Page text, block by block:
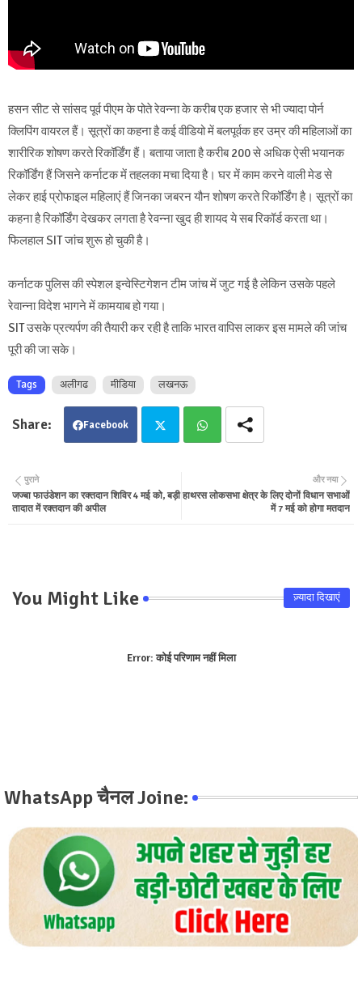
हसन सीट से सांसद पूर्व पीएम के पोते रेवन्ना के करीब एक हजार से भी ज्यादा पोर्न
क्लिपिंग वायरल हैं। सूत्रों का कहना है कई वीडियो में बलपूर्वक हर उम्र की महिलाओं का
शारीरिक शोषण करते रिकॉर्डिंग हैं। बताया जाता है करीब 200 से अधिक ऐसी भयानक
रिकॉर्डिंग हैं जिसने कर्नाटक में तहलका मचा दिया है। घर में काम करने वाली मेड से
लेकर हाई प्रोफाइल महिलाएं हैं जिनका जबरन यौन शोषण करते रिकॉर्डिंग है। सूत्रों का
कहना है रिकॉर्डिंग देखकर लगता है रेवन्ना खुद ही शायद ये सब रिकॉर्ड करता था।
फिलहाल SIT जांच शुरू हो चुकी है।
कर्नाटक पुलिस की स्पेशल इन्वेस्टिगेशन टीम जांच में जुट गई है लेकिन उसके पहले
रेवान्ना विदेश भागने में कामयाब हो गया।
SIT उसके प्रत्यर्पण की तैयारी कर रही है ताकि भारत वापिस लाकर इस मामले की जांच
पूरी की जा सके।
Tags अलीगढ मीडिया लखनऊ
Facebook
ter tsa
और नया
हाथरस लोकसभा क्षेत्र के लिए दोनों विधान सभाओं
में 7 मई को होगा मतदान
पुराने
जज्बा फाउंडेशन का रक्तदान शिविर 4 मई को, बड़ी
तादात में रक्तदान की अपील
You Might Like ज़्यादा दिखाएं
Error:कोई परिणाम नहीं मिला
WhatsApp चैनल Joine: